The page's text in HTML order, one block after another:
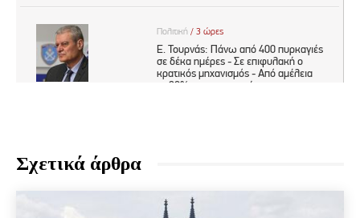
Σχετικά άρθρα